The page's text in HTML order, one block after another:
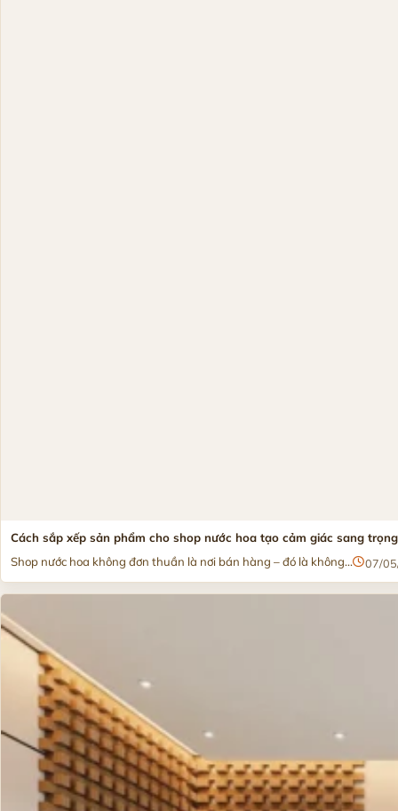
Cách sắp xếp sản phẩm cho shop nước hoa tạo cảm giác sang
Shop nước hoa không đơn thuần là nơi bán hàng – đó là không...
07/